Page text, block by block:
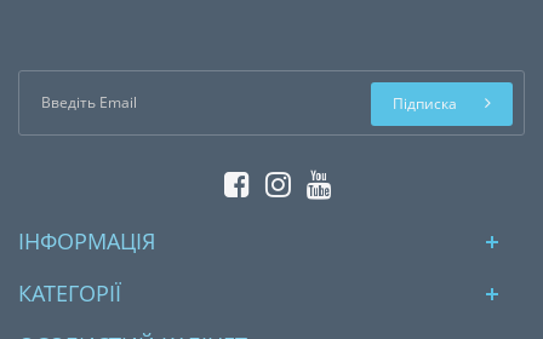
Підписка
ІНФОРМАЦІЯ
КАТЕГОРІЇ